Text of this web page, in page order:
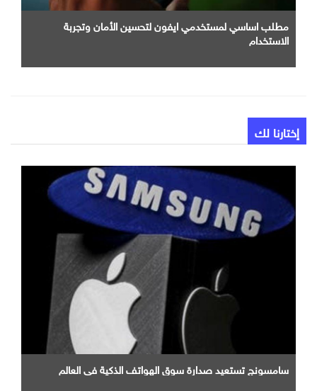
مطلب اساسي لمستخدمي ايفون لتحسين الأمان وتجربة
الاستخدام
إختارنا لك
سامسونج تستعيد صدارة سوق الهواتف الذكية في العالم